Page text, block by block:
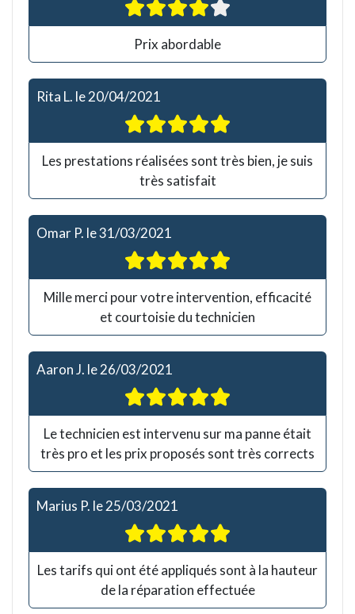
Prix abordable
Rita L. le20/04/2021
Les prestations réalisées sont très bien, je suis
très satisfait
Omar P. le31/03/2021
Mille merci pour votre intervention, efficacité
et courtoisie du technicien
Aaron J. le26/03/2021
Le technicien est intervenu sur ma panne était
très pro et les prix proposés sont très corrects
Marius P. le25/03/2021
Les tarifs qui ont été appliqués sont à la hauteur
de la réparation effectuée